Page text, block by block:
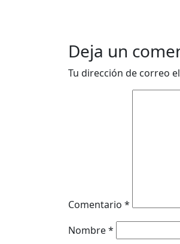
Deja un
Tu dirección de correo
Comentario *
Nombre*